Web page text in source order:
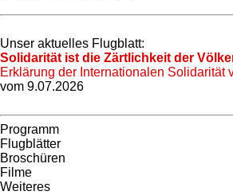
Unser aktuelles Flugblatt:
Solidarität ist die Zärtlichkeit der
Erklärung der Internationalen Solidarität
vom 9.07.2026
Programm
Flugblätter
Broschüren
Filme
Weiteres